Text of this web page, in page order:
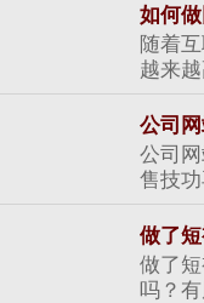
如何
随着
越来
公司
公司
售技
做了
做了
吗？